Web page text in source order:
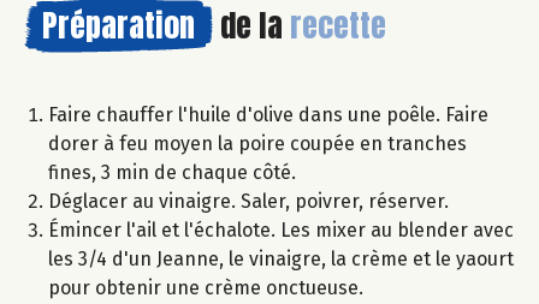
Préparation de la recette
Faire chauffer l'huile d'olive dans une poêle. Faire
dorer à feu moyen la poire coupée en tranches
fines, 3 min de chaque côté.
Déglacer au vinaigre. Saler, poivrer, réserver.
Émincer l'ail et l'échalote. Les mixer au blender avec
les 3/4 d'un Jeanne, le vinaigre, la crème et le yaourt
pour obtenir une crème onctueuse.